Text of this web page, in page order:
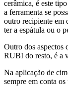
cerâmica, é este
a ferramenta se
outro recipiente em
ter a espátula ou o
Outro dos aspectos
RUBI do resto, é a
Na aplicação de
sempre em conta